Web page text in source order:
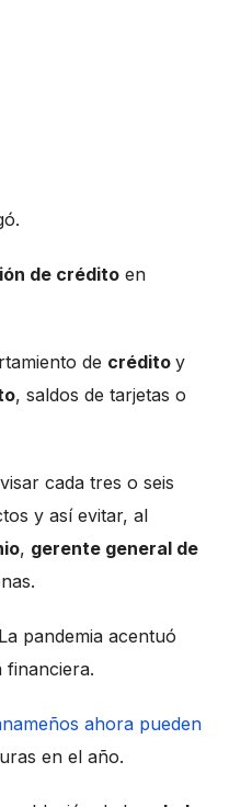
de crédito en
de crédito y
, saldos de tarjetas o
cada tres o seis
y así evitar, al
, gerente general de
La pandemia acentuó
financiera.
ahora pueden
en el año.